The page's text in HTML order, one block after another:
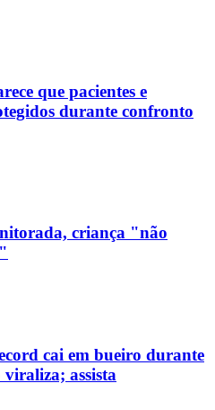
que pacientes e
durante confronto
criança "não
cai em bueiro durante
assista